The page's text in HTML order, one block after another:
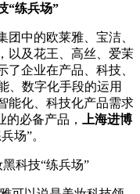
“练兵场”
中的欧莱雅、宝洁、
以及花王、高丝、爱茉
企业在产品、科技、
、数字化手段的运用
能化、科技化产品需求
的必备产品，
上海进博
场”。